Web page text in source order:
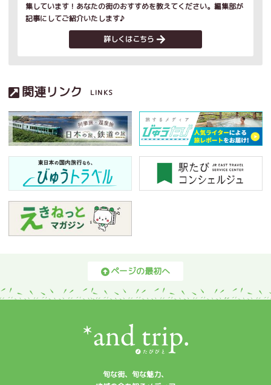
集しています！あなたの街のおすすめを教えてください。編集部が
記事にしてご紹介いたします♪
詳しくはこちら
関連リンク LINKS
ページの最初へ
旬な街、旬な魅力、